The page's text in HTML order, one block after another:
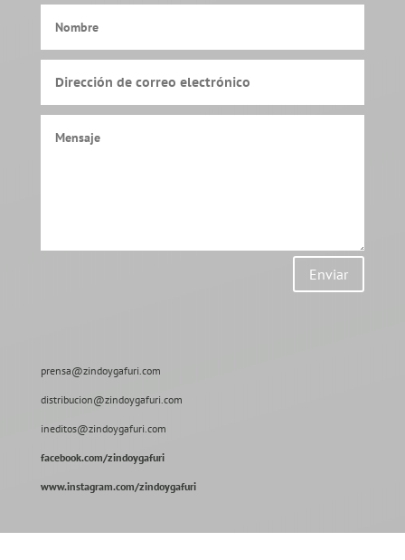
Enviar
prensa@zindoygafuri.com
distribucion@zindoygafuri.com
ineditos@zindoygafuri.com
facebook.com/zindoygafuri
www.instagram.com/zindoygafuri